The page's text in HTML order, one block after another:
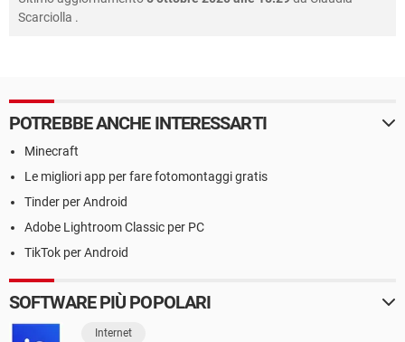
Scarciolla .
POTREBBE ANCHE INTERESSARTI
Minecraft
Le migliori app per fare fotomontaggi gratis
Tinder per Android
Adobe Lightroom Classic per PC
TikTok per Android
SOFTWARE PIÙ POPOLARI
Internet